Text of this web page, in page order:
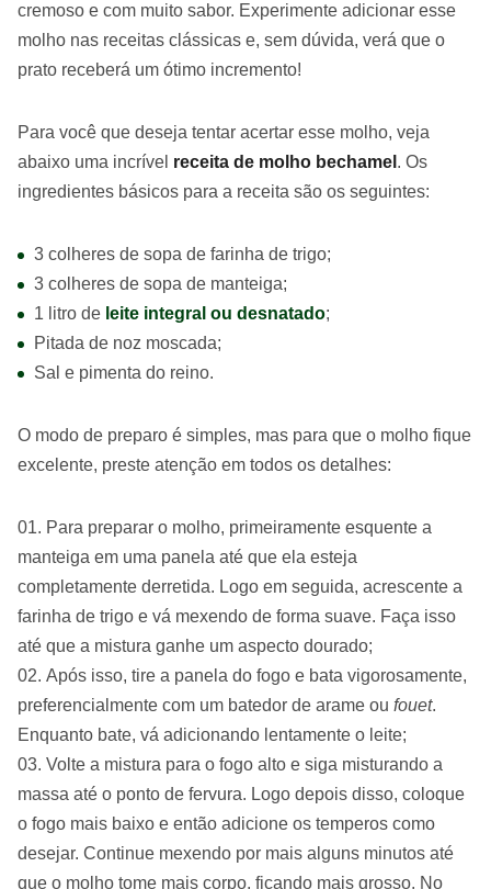
cremoso e com muito sabor. Experimente adicionar esse
molho nas receitas clássicas e, sem dúvida, verá que o
prato receberá um ótimo incremento!
Para você que deseja tentar acertar esse molho, veja
abaixo uma incrível receita de molho bechamel . Os
ingredientes básicos para a receita são os seguintes:
3 colheres de sopa de farinha de trigo;
3 colheres de sopa de manteiga;
1 litro de leite integral ou desnatado;
Pitada de noz moscada;
Sal e pimenta do reino.
O modo de preparo é simples, mas para que o molho fique
excelente, preste atenção em todos os detalhes:
Para preparar o molho, primeiramente esquente a
manteiga em uma panela até que ela esteja
completamente derretida. Logo em seguida, acrescente a
farinha de trigo e vá mexendo de forma suave. Faça isso
até que a mistura ganhe um aspecto dourado;
Após isso, tire a panela do fogo e bata vigorosamente,
preferencialmente com um batedor de arame ou fouet.
Enquanto bate, vá adicionando lentamente o leite;
Volte a mistura para o fogo alto e siga misturando a
massa até o ponto de fervura. Logo depois disso, coloque
o fogo mais baixo e então adicione os temperos como
desejar. Continue mexendo por mais alguns minutos até
que o molho tome mais corpo, ficando mais grosso. No